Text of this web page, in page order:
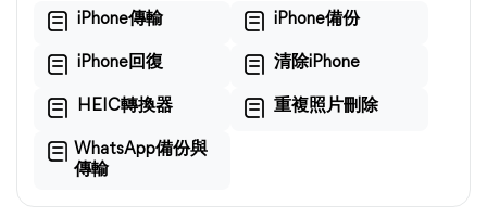
iPhone傳輸 iPhone備份
iPhone回復 清除iPhone
HEIC轉換器 重複照片刪除
WhatsApp備份與
傳輸